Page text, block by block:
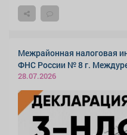
Межрайонная налоговая
ФНС России № 8 г.
28.07.2026